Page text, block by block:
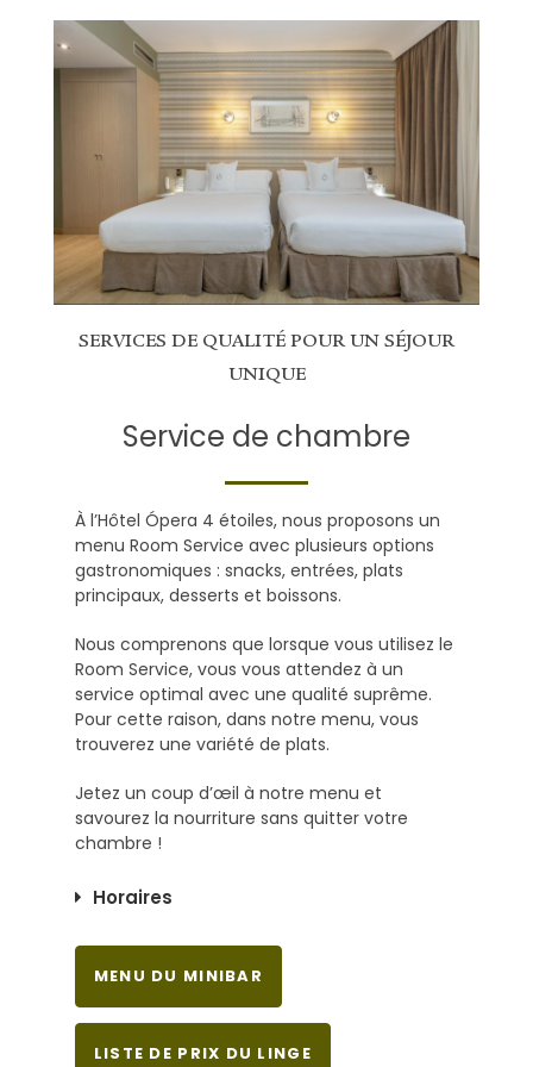
SERVICES DE QUALITÉ POUR UN SÉJOUR
UNIQUE
Service de chambre
À l’Hôtel Ópera 4 étoiles, nous proposons un
menu Room Service avec plusieurs options
gastronomiques : snacks, entrées, plats
principaux, desserts et boissons.
Nous comprenons que lorsque vous utilisez le
Room Service, vous vous attendez à un
service optimal avec une qualité suprême.
Pour cette raison, dans notre menu, vous
trouverez une variété de plats.
Jetez un coup d’œil à notre menu et
savourez la nourriture sans quitter votre
chambre !
Horaires
MENU DU MINIBAR
LISTE DE PRIX DU LINGE